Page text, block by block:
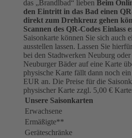
das „Brandlbad“ lieben Beim
den Eintritt in das Bad einen
direkt zum Drehkreuz gehen
Scannen des QR-Codes Einlass
Saisonkarte können Sie sich auch
ausstellen lassen. Lassen Sie
bei den Stadtwerken Neuburg oder
Neuburger Bäder auf eine Karte
physische Karte fällt dann noch
EUR an. Die Preise für die
physischer Karte zzgl. 5,00 €
Unsere Saisonkarten
Erwachsene
Ermäßigte**
Geräteschränke